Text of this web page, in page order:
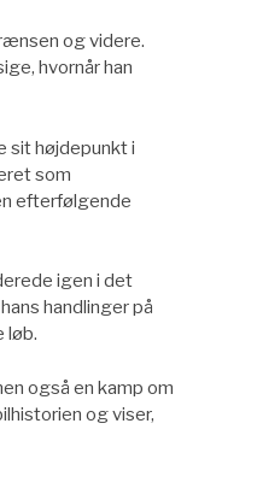
og videre.
hvornår han
sit højdepunkt i
som
efterfølgende
igen i det
handlinger på
løb.
også en kamp om
og viser,